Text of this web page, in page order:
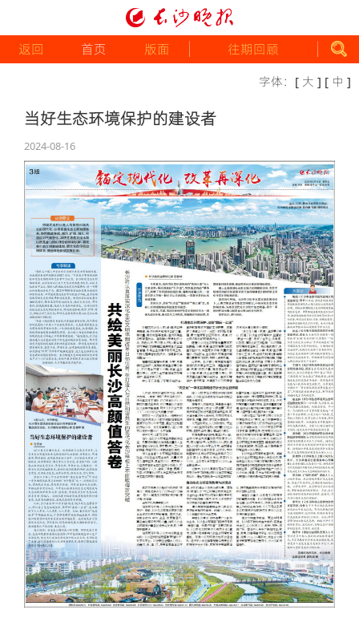
返回 首页 版面 往期回顾
字体： [ 大 ] [ 中 ]
当好生态环境保护的建设者
2024-08-16